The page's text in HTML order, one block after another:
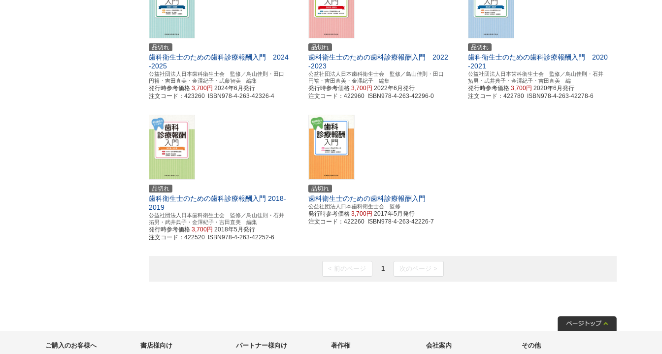
品切れ
歯科衛生士のための歯科診療報酬入門 2024
-2025
公益社団法人日本歯科衛生士会 監修／鳥山佳則・田口
円裕・吉田直美・金澤紀子・武藤智美 編集
発行時参考価格 3,700円 2024年6月発行
注文コード：423260 ISBN978-4-263-42326-4
品切れ
歯科衛生士のための歯科診療報酬入門 2022
-2023
公益社団法人日本歯科衛生士会 監修／鳥山佳則・田口
円裕・吉田直美・金澤紀子 編集
発行時参考価格3,700円 2022年6月発行
注文コード：422960 ISBN978-4-263-42296-0
品切れ
歯科衛生士のための歯科診療報酬入門 2020
-2021
公益社団法人日本歯科衛生士会 監修／鳥山佳則・石井
拓男・武井典子・金澤紀子・吉田直美 編
発行時参考価格3,700円 2020年6月発行
注文コード：422780 ISBN978-4-263-42278-6
品切れ
歯科衛生士のための歯科診療報酬入門 2018-
2019
公益社団法人日本歯科衛生士会 監修／鳥山佳則・石井
拓男・武井典子・金澤紀子・吉田直美 編集
発行時参考価格 3,700円 2018年5月発行
注文コード：422520 ISBN978-4-263-42252-6
品切れ
歯科衛生士のための歯科診療報酬入門
公益社団法人日本歯科衛生士会 監修
発行時参考価格3,700円 2017年5月発行
注文コード：422260 ISBN978-4-263-42226-7
< 前のページ 1 次のページ >
ご購入のお客様へ 書店様向け パートナー様向け 著作権 会社案内 その他